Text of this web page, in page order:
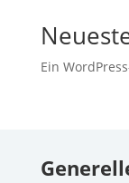
Ein